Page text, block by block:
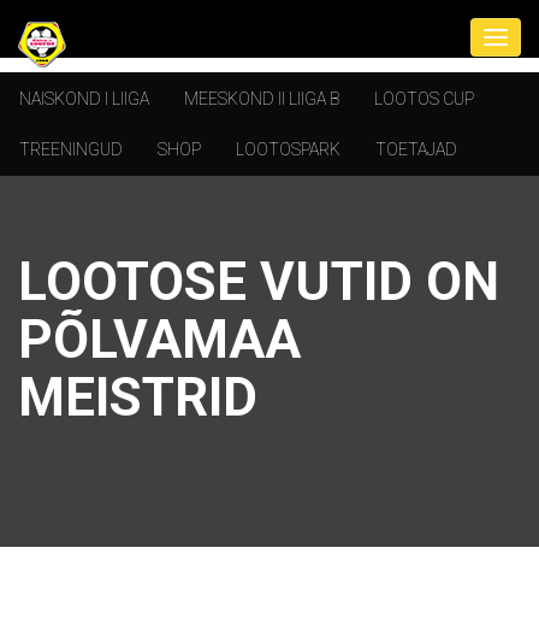
NAISKOND I LIIGA MEESKOND II LIIGA B LOOTOS CUP
TREENINGUD SHOP LOOTOSPARK TOETAJAD
LOOTOSE VUTID ON
PÕLVAMAA
MEISTRID